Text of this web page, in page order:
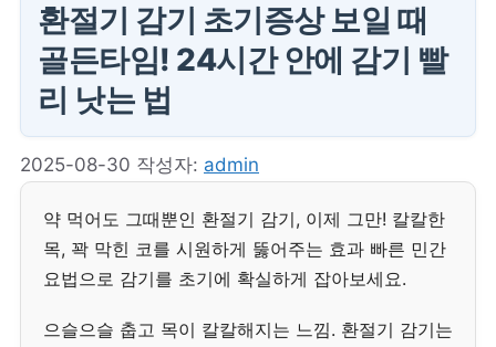
환절기 감기 초기증상 보일 때
골든타임! 24시간 안에 감기 빨
리 낫는 법
2025-08-30 작성자: admin
약 먹어도 그때뿐인 환절기 감기, 이제 그만! 칼칼한
목, 꽉 막힌 코를 시원하게 뚫어주는 효과 빠른 민간
요법으로 감기를 초기에 확실하게 잡아보세요.
으슬으슬 춥고 목이 칼칼해지는 느낌. 환절기 감기는